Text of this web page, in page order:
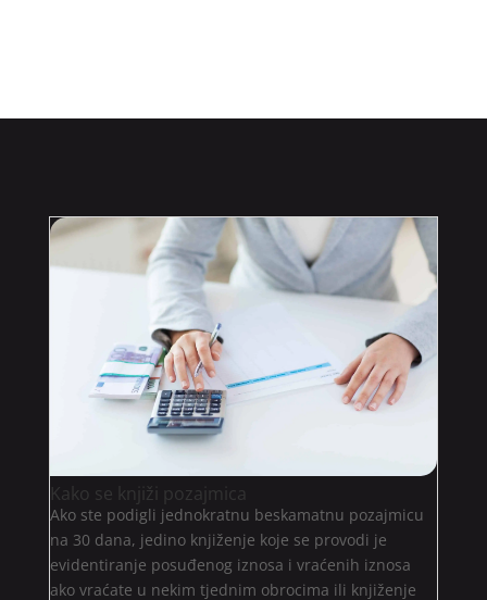
Kako se knjiži pozajmica
Ako ste podigli jednokratnu beskamatnu pozajmicu
na 30 dana, jedino knjiženje koje se provodi je
evidentiranje posuđenog iznosa i vraćenih iznosa
ako vraćate u nekim tjednim obrocima ili knjiženje